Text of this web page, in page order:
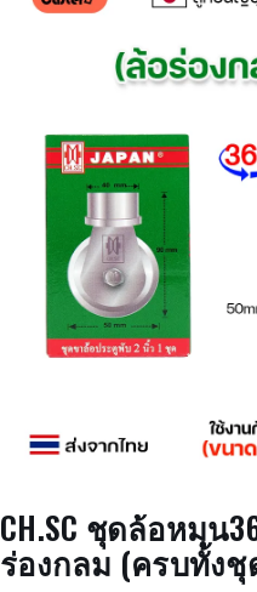
CH.SC ชุดล้อหมุน
ร่องกลม (ครบทั้งชุ